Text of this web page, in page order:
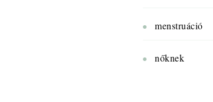
menstruáció
nőknek